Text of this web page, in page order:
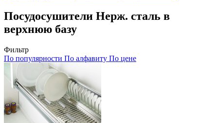
Посудосушители Нерж. сталь в
верхнюю базу
Фильтр
По популярности По алфавиту По цене